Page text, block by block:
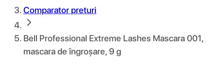
Comparator preturi
Bell Professional Extreme Lashes Mascara 001,
mascara de îngroșare, 9 g